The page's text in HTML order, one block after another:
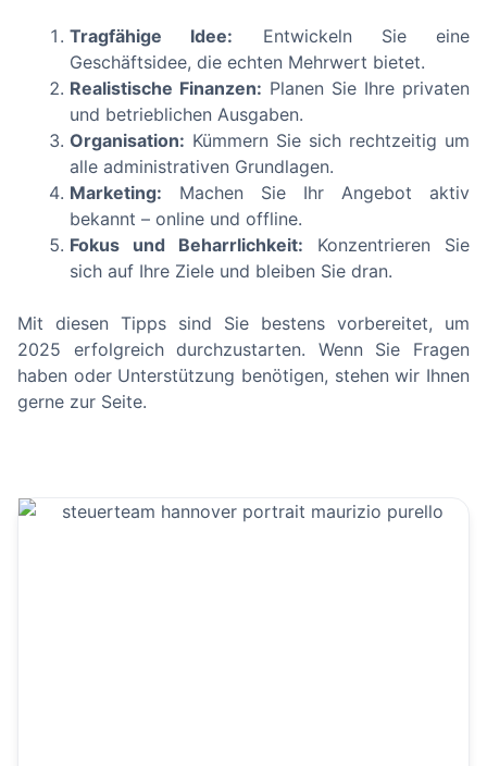
Tragfähige Idee: Entwickeln Sie eine
Geschäftsidee, die echten Mehrwert bietet.
Realistische Finanzen: Planen Sie Ihre privaten
und betrieblichen Ausgaben.
Organisation: Kümmern Sie sich rechtzeitig um
alle administrativen Grundlagen.
Marketing: Machen Sie Ihr Angebot aktiv
bekannt – online und offline.
Fokus und Beharrlichkeit: Konzentrieren Sie
sich auf Ihre Ziele und bleiben Sie dran.
Mit diesen Tipps sind Sie bestens vorbereitet, um
2025 erfolgreich durchzustarten. Wenn Sie Fragen
haben oder Unterstützung benötigen, stehen wir Ihnen
gerne zur Seite.